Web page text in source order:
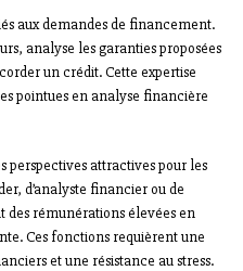
aux demandes de financement.
analyse les garanties proposées
un crédit. Cette expertise
pointues en analyse financière
perspectives attractives pour les
d’analyste financier ou de
des rémunérations élevées en
Ces fonctions requièrent une
et une résistance au stress.